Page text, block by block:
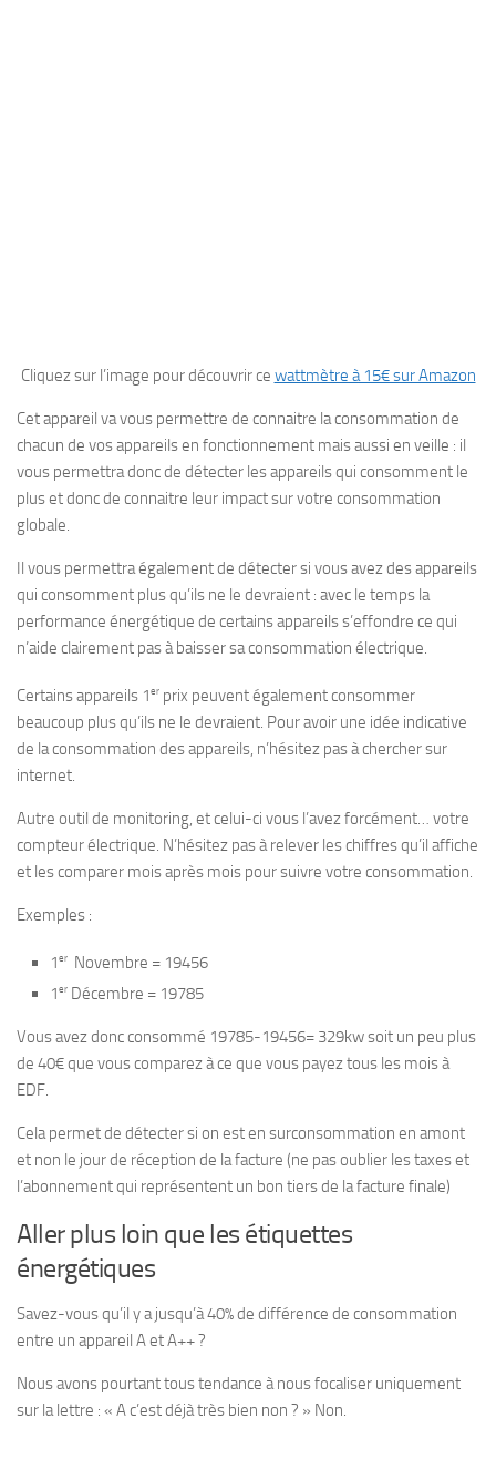
Cliquez sur l’image pour découvrir ce wattmètre à 15€ sur Amazon
Cet appareil va vous permettre de connaitre la consommation de
chacun de vos appareils en fonctionnement mais aussi en veille : il
vous permettra donc de détecter les appareils qui consomment le
plus et donc de connaitre leur impact sur votre consommation
globale.
Il vous permettra également de détecter si vous avez des appareils
qui consomment plus qu’ils ne le devraient : avec le temps la
performance énergétique de certains appareils s’effondre ce qui
n’aide clairement pas à baisser sa consommation électrique.
Certains appareils 1er prix peuvent également consommer
beaucoup plus qu’ils ne le devraient. Pour avoir une idée indicative
de la consommation des appareils, n’hésitez pas à chercher sur
internet.
Autre outil de monitoring, et celui-ci vous l’avez forcément… votre
compteur électrique. N’hésitez pas à relever les chiffres qu’il affiche
et les comparer mois après mois pour suivre votre consommation.
Exemples :
1er
Novembre = 19456
1er Décembre = 19785
Vous avez donc consommé 19785-19456= 329kw soit un peu plus
de 40€ que vous comparez à ce que vous payez tous les mois à
EDF.
Cela permet de détecter si on est en surconsommation en amont
et non le jour de réception de la facture (ne pas oublier les taxes et
l’abonnement qui représentent un bon tiers de la facture finale)
Aller plus loin que les étiquettes
énergétiques
Savez-vous qu’il y a jusqu’à 40% de différence de consommation
entre un appareil A et A++ ?
Nous avons pourtant tous tendance à nous focaliser uniquement
sur la lettre : « A c’est déjà très bien non ? » Non.